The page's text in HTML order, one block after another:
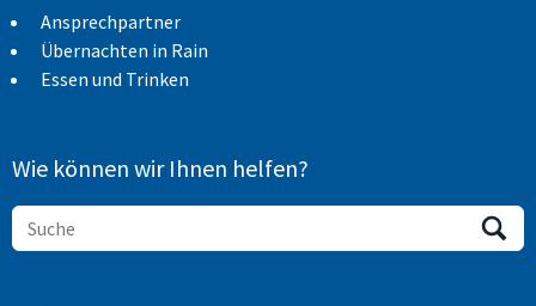
Ansprechpartner
Übernachten in Rain
Essen und Trinken
Wie können wir Ihnen helfen?